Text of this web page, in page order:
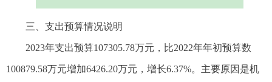
三、支出预算情况说明
2023年支出预算107305.78万元，比2022年年初预算数
100879.58万元增加6426.20万元，增长6.37%。主要原因是机